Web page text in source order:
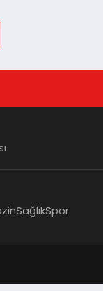
SağlıkSpor